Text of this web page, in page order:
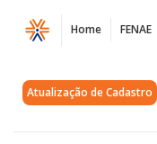
Página
Muito
mais
Home FENAE
Atualização de Cadastro